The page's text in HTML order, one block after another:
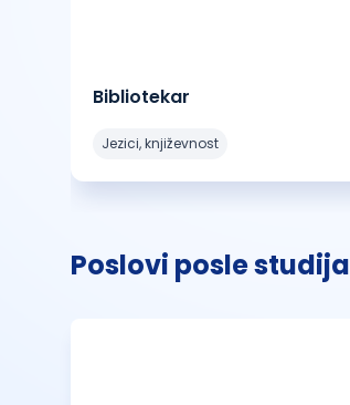
Bibliotekar
jezici, književnost
Poslovi posle studija